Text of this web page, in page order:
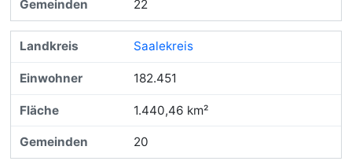
22
Saalekreis
182.451
1.440,46 km²
20